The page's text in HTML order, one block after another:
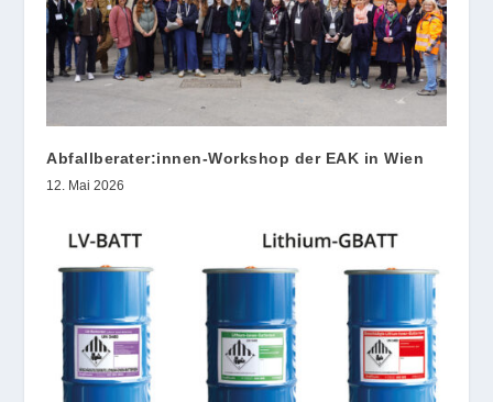
Abfallberater:innen-Workshop der EAK in Wien
12. Mai 2026